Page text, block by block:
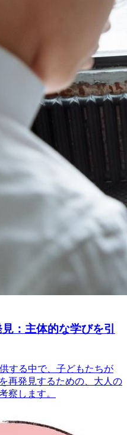
：主体的な学びを引
する中で、子どもたちが
再発見するための、大人の
察します。